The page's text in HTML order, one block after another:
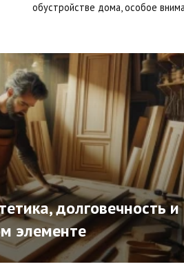
обустройстве дома, особое
долговечность и
элементе